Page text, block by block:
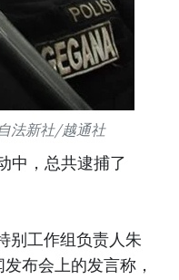
法新社/越通社
中，总共逮捕了
别工作组负责人朱
布会上的发言称，